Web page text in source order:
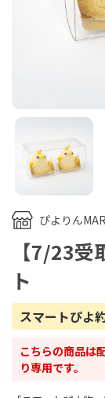
ぴよりん
【7/23
ト
スマートぴよ
こちらの商品は
り専用です。